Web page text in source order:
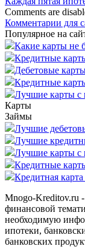
Comments are
Комментарии для
Популярное на
Какие карты не
Кредитные
Дебетовые
Кредитные
Лучшие карты с
Карты
Займы
Лучшие
Лучшие
Лучшие карты с
Кредитные
Кредитная
Mnogo-Kreditov.ru
финансовой
необходимую
ипотеки,
банковских